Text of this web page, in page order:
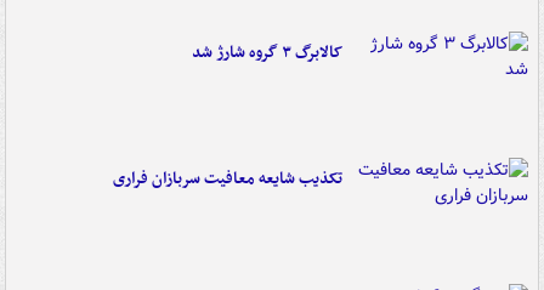
کالابرگ ۳ گروه شارژ شد
تکذیب شایعه معافیت سربازان فراری